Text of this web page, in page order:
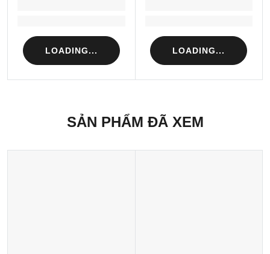
LOADING... LOADING...
SẢN PHẨM ĐÃ XEM